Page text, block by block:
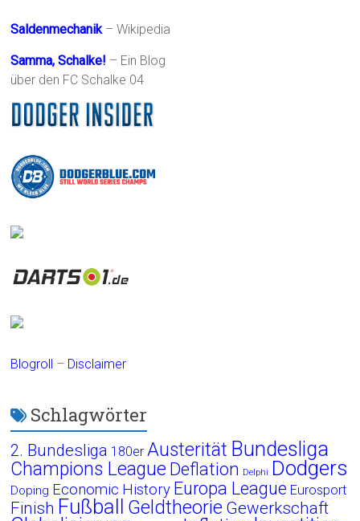
Saldenmechanik– Wikipedia
Samma, Schalke! – Ein Blog
über den FC Schalke 04
Blogroll – Disclaimer
Schlagwörter
2. Bundesliga 180er Austerität Bundesliga
Champions League Deflation Delphi Dodgers
Doping Economic History Europa League Eurosport
Finish Fußball Geldtheorie Gewerkschaft